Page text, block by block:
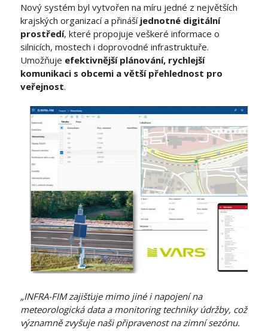
Nový systém byl vytvořen na míru jedné z největších
krajských organizací a přináší jednotné digitální
prostředí, které propojuje veškeré informace o
silnicích, mostech i doprovodné infrastruktuře.
Umožňuje efektivnější plánování, rychlejší
komunikaci s obcemi a větší přehlednost pro
veřejnost.
„INFRA-FIM zajišťuje mimo jiné i napojení na
meteorologická data a monitoring techniky údržby, což
významně zvyšuje naši připravenost na zimní sezónu.